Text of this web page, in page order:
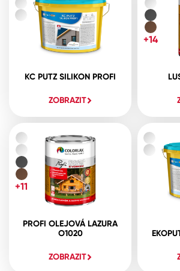
KC PUTZ SILIKON PROFI
ZOBRAZIT
+14
PROFI OLEJOVÁ LAZURA
O1020
ZOBRAZIT
+11